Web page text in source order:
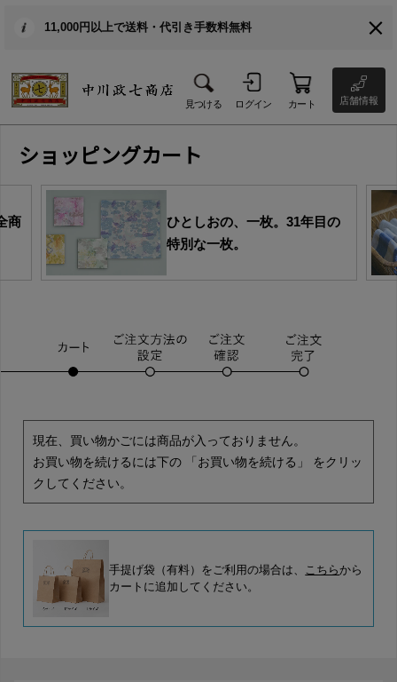
11,000円以上で送料・代引き手数料無料
見つける ログイン カート 店舗情報
ショッピングカート
商
ひとしおの、一枚。31年目の
特別な一枚。
現在、買い物かごには商品が入っておりません。
お買い物を続けるには下の 「お買い物を続ける」 をクリッ
クしてください。
手提げ袋（有料）をご利用の場合は、 こちらから
カートに追加してください。